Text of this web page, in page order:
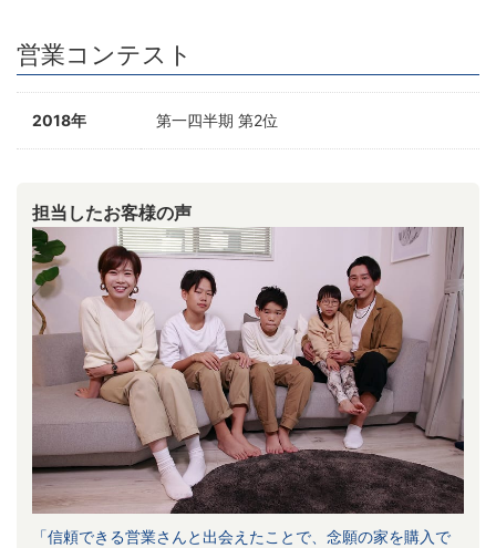
営業コンテスト
2018年 第一四半期 第2位
担当したお客様の声
「信頼できる営業さんと出会えたことで、念願の家を購入で